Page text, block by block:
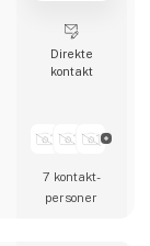
Direkte
kontakt
7 kontakt­
personer